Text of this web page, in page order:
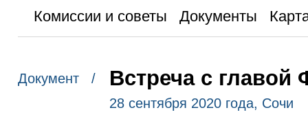
Комиссии и советы
Документы
Документ / Встреча с
28 сентября 2020 года, Сочи